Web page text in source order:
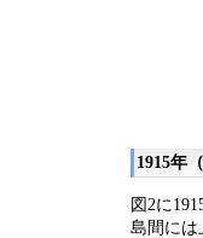
1915年
図2に
島間には